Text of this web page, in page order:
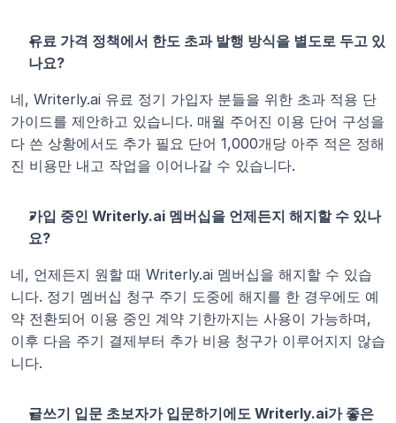
유료 가격 정책에서 한도 초과 발행 방식을 별도로 두고 있
나요?
네, Writerly.ai 유료 정기 가입자 분들을 위한 초과 적용 단
가이드를 제안하고 있습니다. 매월 주어진 이용 단어 구성을
다 쓴 상황에서도 추가 필요 단어 1,000개당 아주 적은 정해
진 비용만 내고 작업을 이어나갈 수 있습니다.
가입 중인 Writerly.ai 멤버십을 언제든지 해지할 수 있나
요?
네, 언제든지 원할 때 Writerly.ai 멤버십을 해지할 수 있습
니다. 정기 멤버십 청구 주기 도중에 해지를 한 경우에도 예
약 전환되어 이용 중인 계약 기한까지는 사용이 가능하며,
이후 다음 주기 결제부터 추가 비용 청구가 이루어지지 않습
니다.
글쓰기 입문 초보자가 입문하기에도 Writerly.ai가 좋은